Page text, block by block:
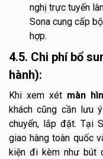
nghị trực tuyến
Sona cung cấp
hợp.
4.5. Chi phí bổ
hành):
Khi xem xét màn
khách cũng cần lưu
chuyển, lắp đặt. Tại
giao hàng toàn quốc
kiện đi kèm như bút